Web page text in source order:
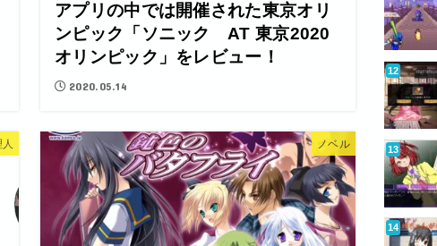
アプリの中では開催された東京オリ
ンピック「ソニック AT 東京2020
オリンピック」をレビュー！
2020.05.14
ノベル